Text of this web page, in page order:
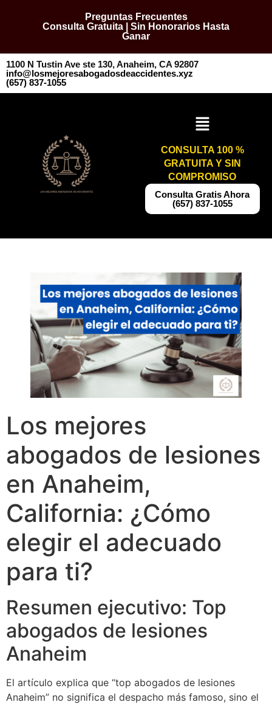
Preguntas Frecuentes
Consulta Gratuita | Sin Honorarios Hasta
Ganar
1100 N Tustin Ave ste 130, Anaheim, CA 92807
info@losmejoresabogadosdeaccidentes.xyz
​​(657) 837-1055
CONSULTA 100 %
GRATUITA Y SIN
COMPROMISO
​​Consulta Gratis Ahora
(657) 837-1055
Los mejores
abogados de lesiones
en Anaheim,
California: ¿Cómo
elegir el adecuado
para ti?
Resumen ejecutivo: Top
abogados de lesiones
Anaheim
El artículo explica que “top abogados de lesiones
Anaheim” no significa el despacho más famoso, sino el